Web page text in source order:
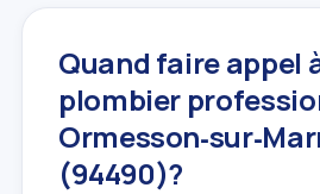
Quand faire appel
plombier
(94490)?